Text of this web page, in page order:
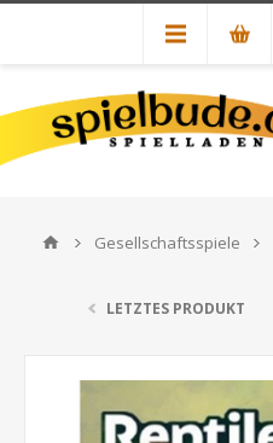
Gesellschaftsspiele
LETZTES PRODUKT